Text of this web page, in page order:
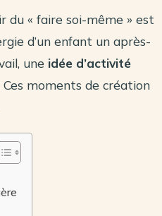
du « faire soi-même » est
d’un enfant un après-
une idée d’activité
moments de création